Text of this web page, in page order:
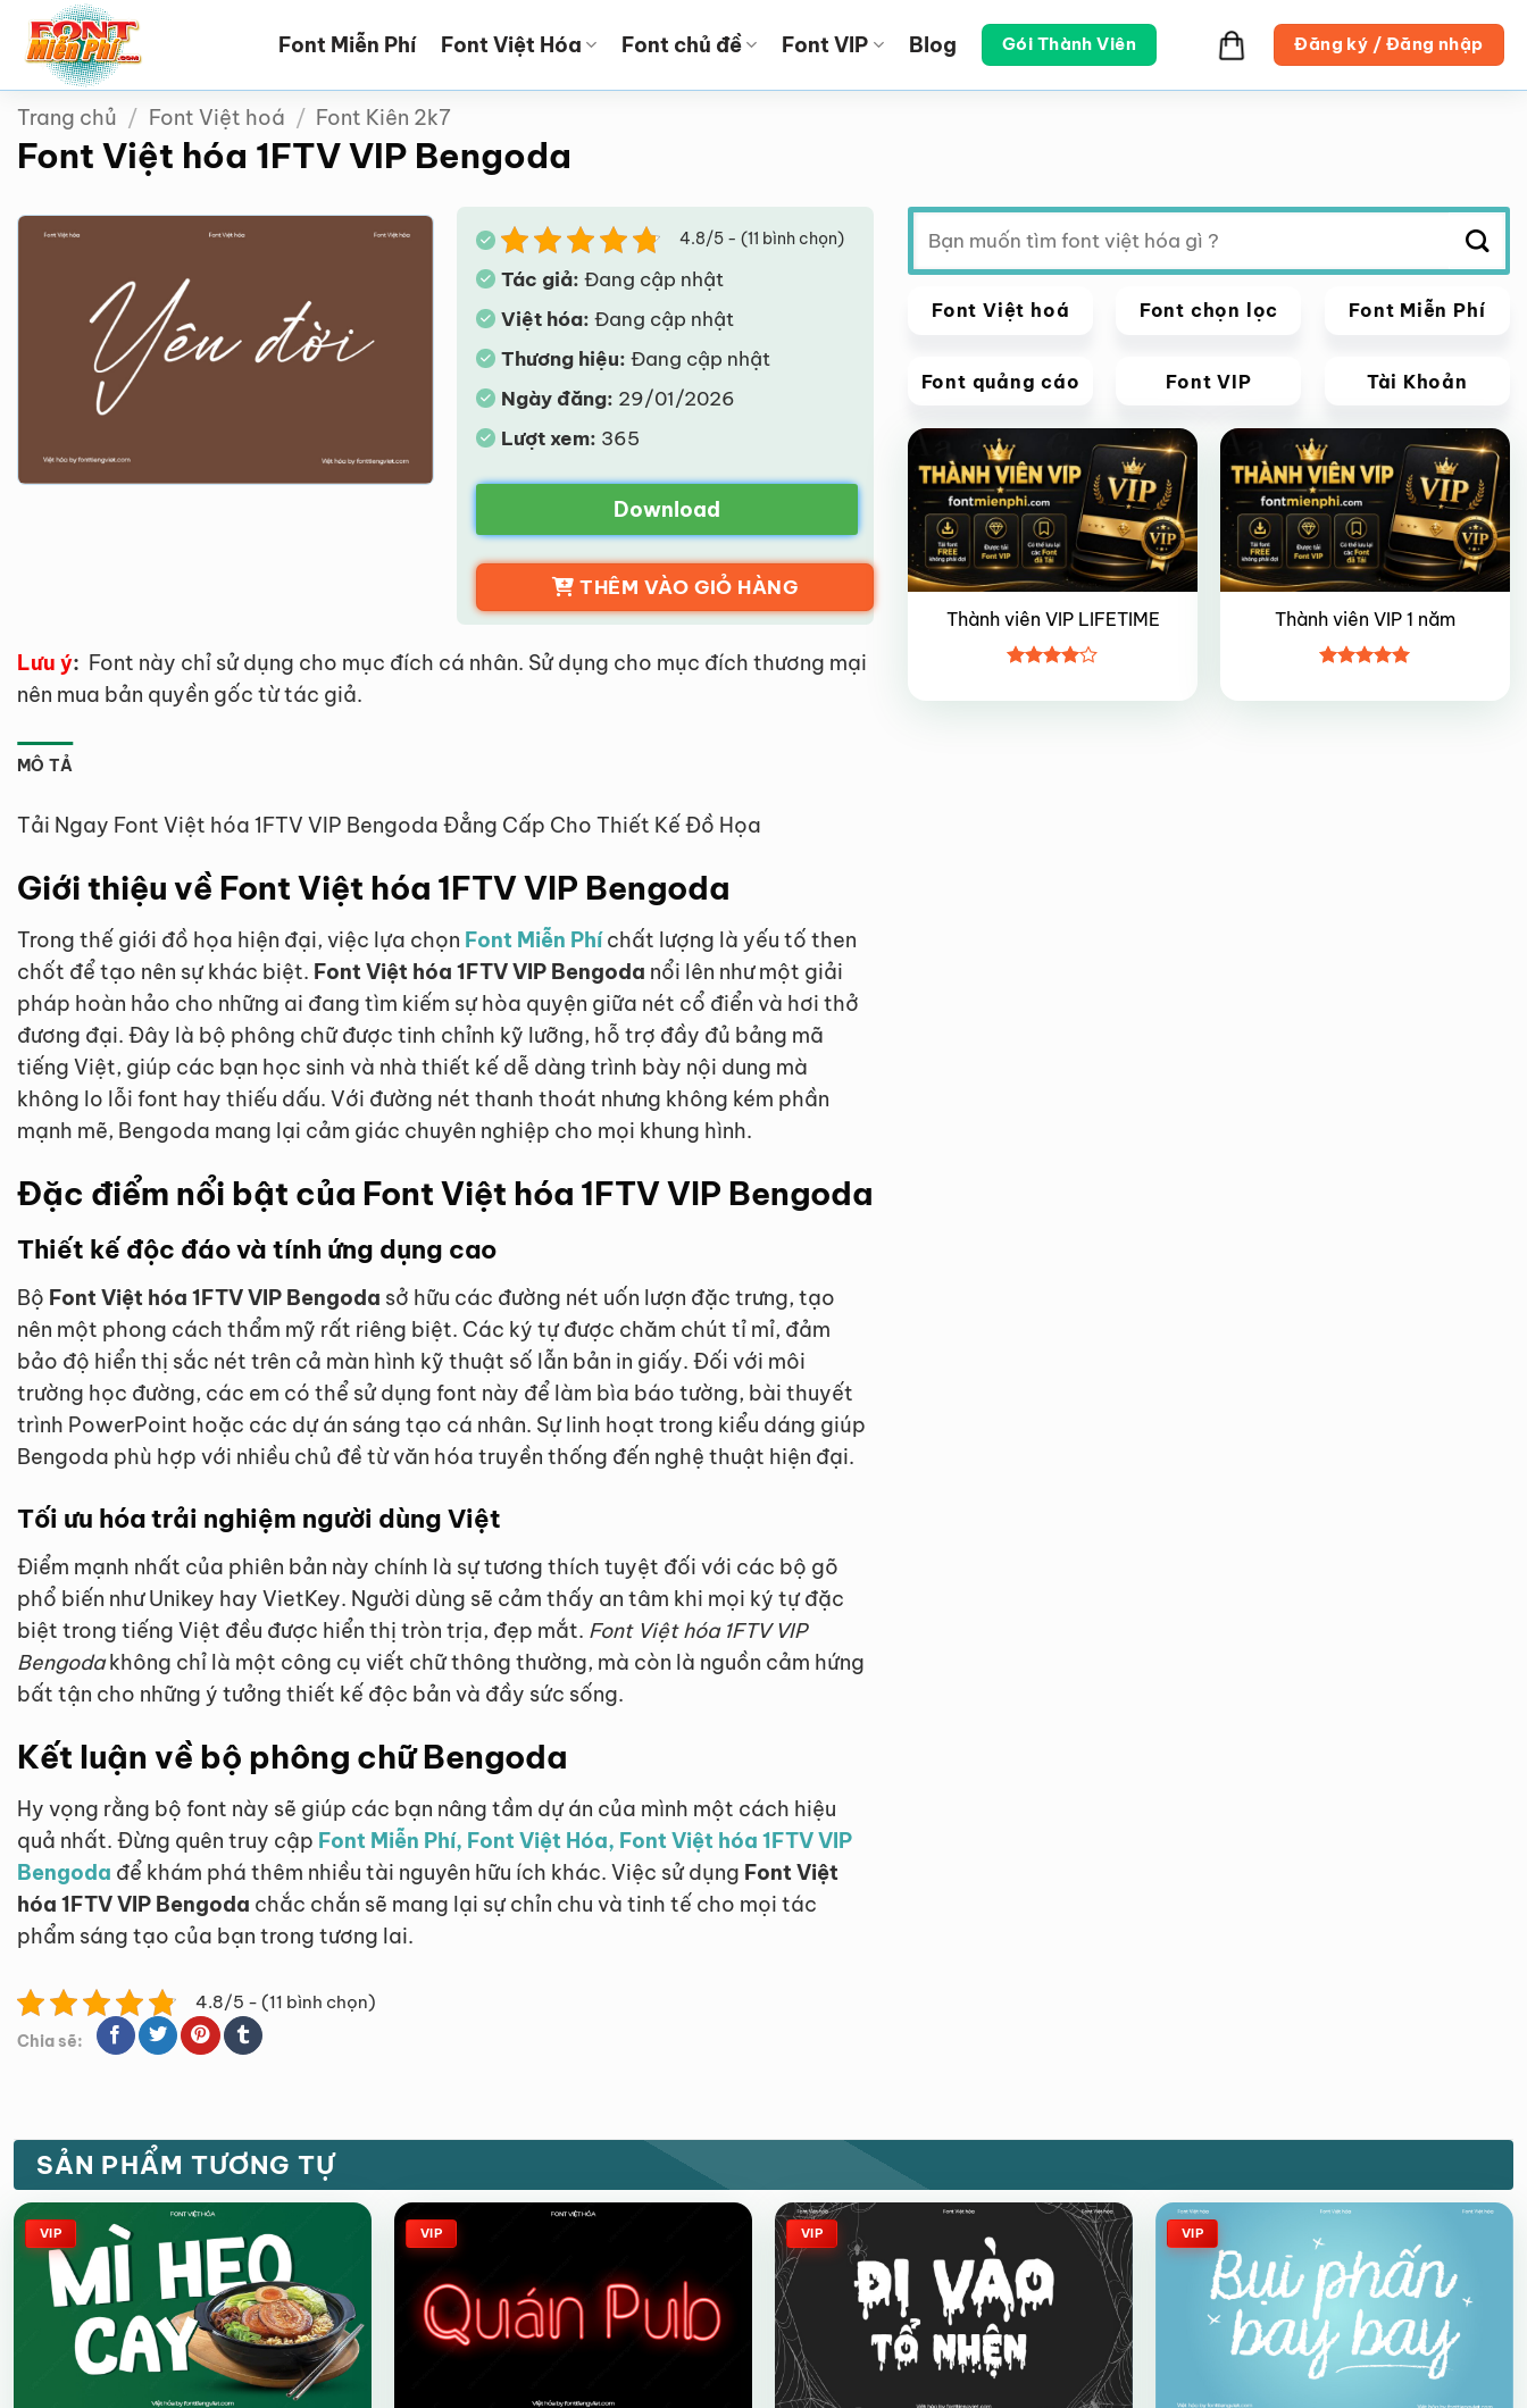
qua
dung
Font Miễn Phí Font Việt Hóa Font chủ đề Font VIP Blog Gói Thành Viên Đăng ký / Đăng nhập
Trang chủ / Font Việt hoá / Font Kiên 2k7
Font Việt hóa 1FTV VIP Bengoda
4.8/5 - (11 bình chọn)
Tác giả: Đang cập nhật
Việt hóa: Đang cập nhật
Thương hiệu: Đang cập nhật
Ngày đăng: 29/01/2026
Lượt xem: 365
Download
THÊM VÀO GIỎ HÀNG
Lưu ý: Font này chỉ sử dụng cho mục đích cá nhân. Sử dụng cho mục đích thương mại
nên mua bản quyền gốc từ tác giả.
MÔ TẢ
Tải Ngay Font Việt hóa 1FTV VIP Bengoda Đẳng Cấp Cho Thiết Kế Đồ Họa
Giới thiệu về Font Việt hóa 1FTV VIP Bengoda
Trong thế giới đồ họa hiện đại, việc lựa chọn Font Miễn Phíchất lượng là yếu tố then
chốt để tạo nên sự khác biệt. Font Việt hóa 1FTV VIP Bengoda nổi lên như một giải
pháp hoàn hảo cho những ai đang tìm kiếm sự hòa quyện giữa nét cổ điển và hơi thở
đương đại. Đây là bộ phông chữ được tinh chỉnh kỹ lưỡng, hỗ trợ đầy đủ bảng mã
tiếng Việt, giúp các bạn học sinh và nhà thiết kế dễ dàng trình bày nội dung mà
không lo lỗi font hay thiếu dấu. Với đường nét thanh thoát nhưng không kém phần
mạnh mẽ, Bengoda mang lại cảm giác chuyên nghiệp cho mọi khung hình.
Đặc điểm nổi bật của Font Việt hóa 1FTV VIP Bengoda
Thiết kế độc đáo và tính ứng dụng cao
Bộ Font Việt hóa 1FTV VIP Bengoda sở hữu các đường nét uốn lượn đặc trưng, tạo
nên một phong cách thẩm mỹ rất riêng biệt. Các ký tự được chăm chút tỉ mỉ, đảm
bảo độ hiển thị sắc nét trên cả màn hình kỹ thuật số lẫn bản in giấy. Đối với môi
trường học đường, các em có thể sử dụng font này để làm bìa báo tường, bài thuyết
trình PowerPoint hoặc các dự án sáng tạo cá nhân. Sự linh hoạt trong kiểu dáng giúp
Bengoda phù hợp với nhiều chủ đề từ văn hóa truyền thống đến nghệ thuật hiện đại.
Tối ưu hóa trải nghiệm người dùng Việt
Điểm mạnh nhất của phiên bản này chính là sự tương thích tuyệt đối với các bộ gõ
phổ biến như Unikey hay VietKey. Người dùng sẽ cảm thấy an tâm khi mọi ký tự đặc
biệt trong tiếng Việt đều được hiển thị tròn trịa, đẹp mắt. Font Việt hóa 1FTV VIP
Bengodakhông chỉ là một công cụ viết chữ thông thường, mà còn là nguồn cảm hứng
bất tận cho những ý tưởng thiết kế độc bản và đầy sức sống.
Kết luận về bộ phông chữ Bengoda
Hy vọng rằng bộ font này sẽ giúp các bạn nâng tầm dự án của mình một cách hiệu
quả nhất. Đừng quên truy cập Font Miễn Phí, Font Việt Hóa, Font Việt hóa 1FTV VIP
Bengoda để khám phá thêm nhiều tài nguyên hữu ích khác. Việc sử dụng Font Việt
hóa 1FTV VIP Bengoda chắc chắn sẽ mang lại sự chỉn chu và tinh tế cho mọi tác
phẩm sáng tạo của bạn trong tương lai.
4.8/5 - (11 bình chọn)
Chia sẽ:
Tìm
kiếm:
Font Việt hoá Font chọn lọc Font Miễn Phí
Font quảng cáo Font VIP Tài Khoản
Giảm giá!
Thành viên VIP LIFETIME
xếp hạng
Giảm giá!
Thành viên VIP 1 năm
hạng55
SẢN PHẨM TƯƠNG TỰ
VIP VIP VIP VIP